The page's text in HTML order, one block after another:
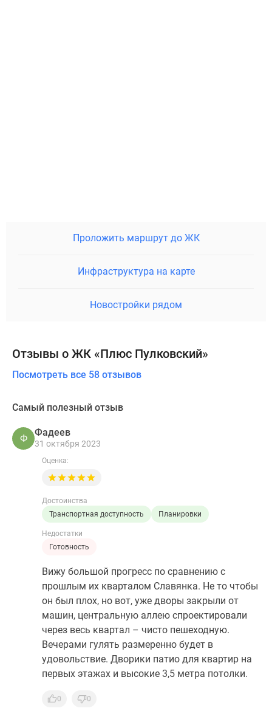
Проложить маршрут до ЖК
Инфраструктура на карте
Новостройки рядом
Отзывы о ЖК «Плюс Пулковский»
Посмотреть все 58 отзывов
Самый полезный отзыв
Ф
Фадеев
31 октября 2023
Оценка:
Достоинства
Транспортная доступность
Планировки
Недостатки
Готовность
Вижу большой прогресс по сравнению с
прошлым их кварталом Славянка. Не то чтобы
он был плох, но вот, уже дворы закрыли от
машин, центральную аллею спроектировали
через весь квартал – чисто пешеходную.
Вечерами гулять размеренно будет в
удовольствие. Дворики патио для квартир на
первых этажах и высокие 3,5 метра потолки.
0 0